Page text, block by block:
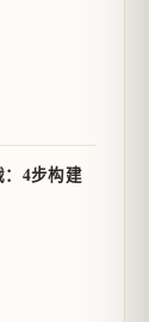
4步构建